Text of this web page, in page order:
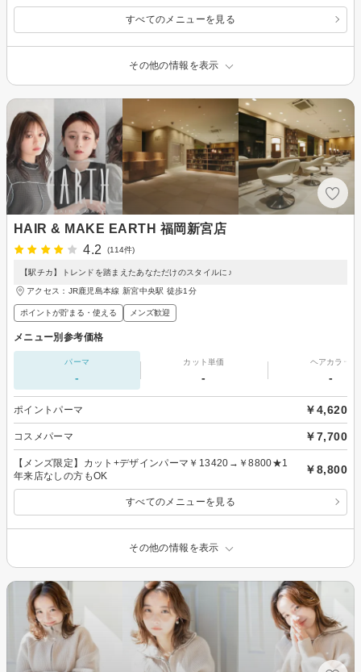
すべてのメニューを見る
その他の情報を表示
HAIR & MAKE EARTH 福岡新宮店
4.2
(114件)
【駅チカ】トレンドを踏まえたあなただけのスタイルに♪
アクセス：JR鹿児島本線 新宮中央駅 徒歩1分
ポイントが貯まる・使える メンズ歓迎
メニュー別参考価格
パーマ
-
カット単価
-
ヘアカラー
-
ポイントパーマ ￥4,620
コスメパーマ ￥7,700
【メンズ限定】カット+デザインパーマ￥13420→￥8800★1
年来店なしの方もOK
￥8,800
すべてのメニューを見る
その他の情報を表示